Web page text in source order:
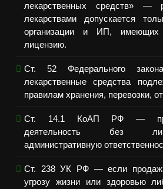
лекарственных средств» —
лекарствами допускается
организации и ИП, имеющих
лицензию.
Ст. 52 Федерального
лекарственные средства
правилам хранения, перевозки,
Ст. 14.1 КоАП РФ —
деятельность без
административную
Ст. 238 УК РФ — если
угрозу жизни или здоровью